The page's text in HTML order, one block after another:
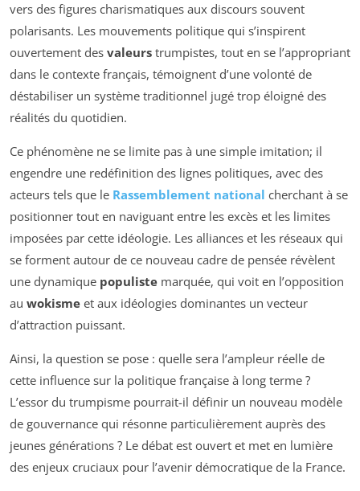
vers des figures charismatiques aux discours souvent
polarisants. Les mouvements politique qui s’inspirent
ouvertement des valeurs trumpistes, tout en se l’appropriant
dans le contexte français, témoignent d’une volonté de
déstabiliser un système traditionnel jugé trop éloigné des
réalités du quotidien.
Ce phénomène ne se limite pas à une simple imitation; il
engendre une redéfinition des lignes politiques, avec des
acteurs tels que le Rassemblement national cherchant à se
positionner tout en naviguant entre les excès et les limites
imposées par cette idéologie. Les alliances et les réseaux qui
se forment autour de ce nouveau cadre de pensée révèlent
une dynamique populiste marquée, qui voit en l’opposition
au wokisme et aux idéologies dominantes un vecteur
d’attraction puissant.
Ainsi, la question se pose : quelle sera l’ampleur réelle de
cette influence sur la politique française à long terme ?
L’essor du trumpisme pourrait-il définir un nouveau modèle
de gouvernance qui résonne particulièrement auprès des
jeunes générations ? Le débat est ouvert et met en lumière
des enjeux cruciaux pour l’avenir démocratique de la France.